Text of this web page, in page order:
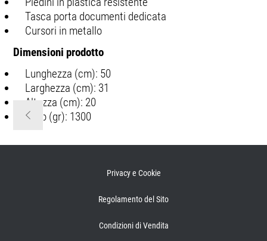
Tasca porta documenti dedicata
Cursori in metallo
Dimensioni prodotto
Lunghezza (cm): 50
Larghezza (cm): 31
Altezza (cm): 20
Peso (gr): 1300
Privacy e Cookie
Regolamento del Sito
Condizioni di Vendita